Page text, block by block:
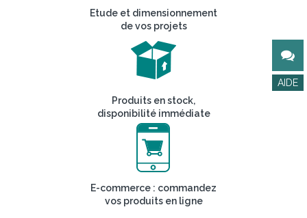
Etude et dimensionnement
de vos projets
Produits en stock,
disponibilité immédiate
E-commerce : commandez
vos produits en ligne